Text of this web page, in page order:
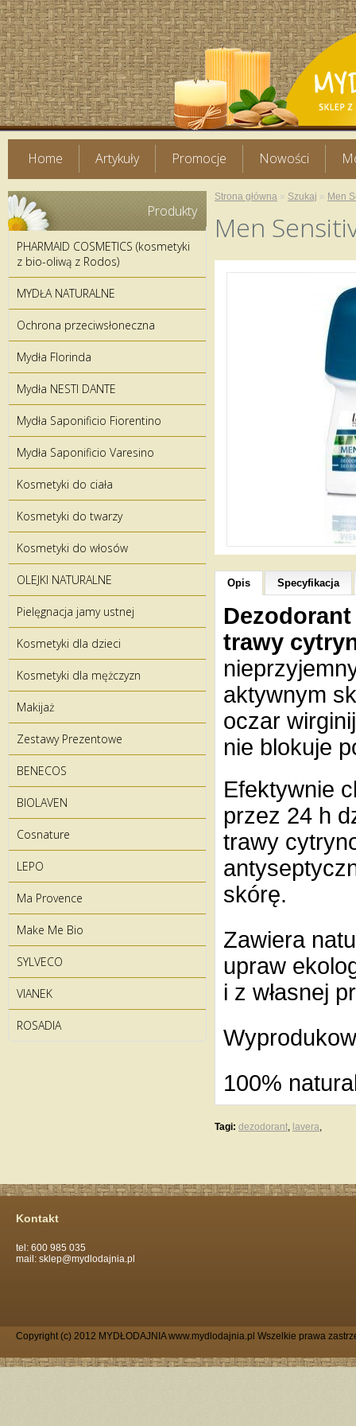
Home Artykuły Promocje Nowości
Produkty
PHARMAID COSMETICS (kosmetyki
z bio-oliwą z Rodos)
MYDŁA NATURALNE
Ochrona przeciwsłoneczna
Mydła Florinda
Mydła NESTI DANTE
Mydła Saponificio Fiorentino
Mydła Saponificio Varesino
Kosmetyki do ciała
Kosmetyki do twarzy
Kosmetyki do włosów
OLEJKI NATURALNE
Pielęgnacja jamy ustnej
Kosmetyki dla dzieci
Kosmetyki dla mężczyzn
Makijaż
Zestawy Prezentowe
BENECOS
BIOLAVEN
Cosnature
LEPO
Ma Provence
Make Me Bio
SYLVECO
VIANEK
ROSADIA
Strona główna » Szukaj » Men
Men
Opis Specyfikacja
trawy
aktywnym
oczar
nie blokuje
Efektywnie
przez 24 h
trawy
skórę.
Zawiera
upraw
i z własnej
100%
Tagi: dezodorant, lavera,
Kontakt
tel: 600 985 035
mail: sklep@mydlodajnia.pl
Copyright (c) 2012 MYDŁODAJNIA www.mydlodajnia.pl Wszelkie prawa